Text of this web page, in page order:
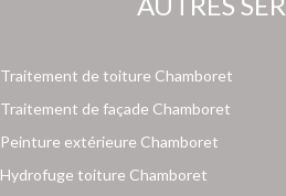
Traitement de toiture Chamboret
Traitement de façade Chamboret
Peinture extérieure Chamboret
Hydrofuge toiture Chamboret